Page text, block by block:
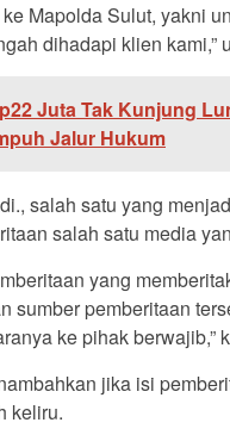
Mapolda Sulut, yakni
dihadapi klien kami,”
Juta Tak Kunjung
Jalur Hukum
salah satu yang
salah satu media
yang
sumber pemberitaan
ke pihak berwajib,”
jika isi
keliru.